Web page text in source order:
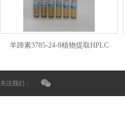
羊蹄素3785-24-8植物提取HPLC
关注我们：